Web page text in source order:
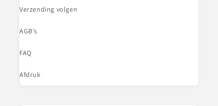
Verzending volgen
AGB's
FAQ
Afdruk